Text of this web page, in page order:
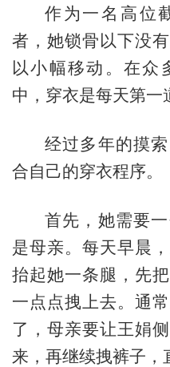
作为一名高位
者，她锁骨以下没
以小幅移动。在众
中，穿衣是每天第一
经过多年的摸
合自己的穿衣程序。
首先，她需要
是母亲。每天早晨
抬起她一条腿，先
一点点拽上去。通
了，母亲要让王娟
来，再继续拽裤子，